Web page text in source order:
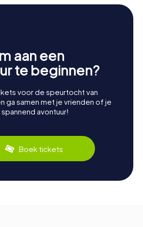
aan een
te beginnen?
voor de speurtocht van
ga samen met je vrienden of je
avontuur!
Boek tickets